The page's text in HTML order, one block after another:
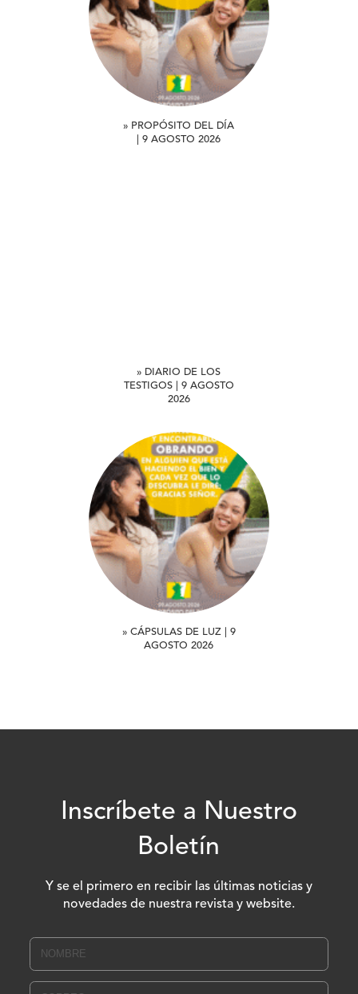
» PROPÓSITO DEL DÍA
| 9 AGOSTO 2026
» DIARIO DE LOS
TESTIGOS | 9 AGOSTO
2026
» CÁPSULAS DE LUZ | 9
AGOSTO 2026
Inscríbete a Nuestro
Boletín
Y se el primero en recibir las últimas noticias y
novedades de nuestra revista y website.